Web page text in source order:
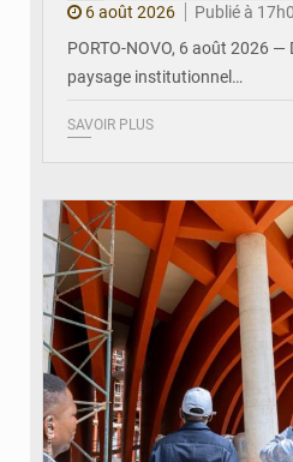
6 août 2026
Publié à
PORTO-NOVO, 6 août 2026 —
paysage institutionnel…
SAVOIR PLUS